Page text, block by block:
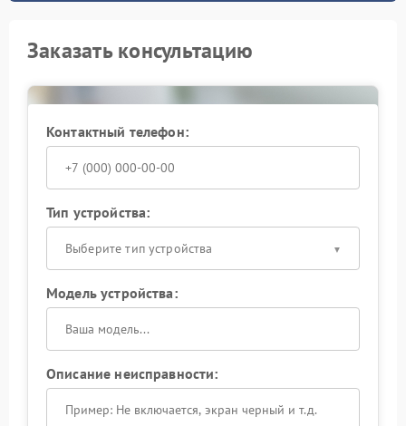
Заказать консультацию
Контактный телефон:
Тип устройства:
Выберите тип устройства
Модель устройства:
Описание неисправности: